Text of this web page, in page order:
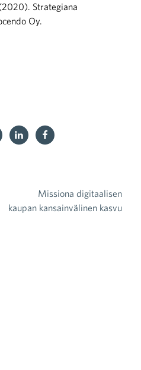
Strategiana
Oy.
Missiona digitaalisen
kaupan kansainvälinen kasvu